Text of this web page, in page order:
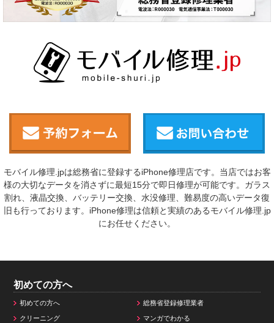
モバイル修理.jpは総務省に登録するiPhone修理店です。当店ではお客
様の大切なデータを消さずに最短15分で即日修理が可能です。ガラス
割れ、液晶交換、バッテリー交換、水没修理、難易度の高いデータ復
旧も行っております。iPhone修理は信頼と実績のあるモバイル修理.jp
にお任せください。
初めての方へ
初めての方へ 総務省登録修理業者
クリーニング マンガでわかる